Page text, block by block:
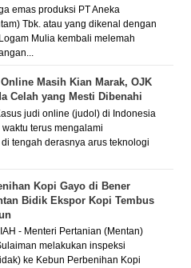
emas produksi PT Aneka
Tbk. atau yang dikenal dengan
Mulia kembali melemah
Masih Kian Marak, OJK
Celah yang Mesti Dibenahi
judi online (judol) di Indonesia
terus mengalami
tengah derasnya arus teknologi
Kopi Gayo di Bener
Bidik Ekspor Kopi Tembus
- Menteri Pertanian (Mentan)
melakukan inspeksi
ke Kebun Perbenihan Kopi